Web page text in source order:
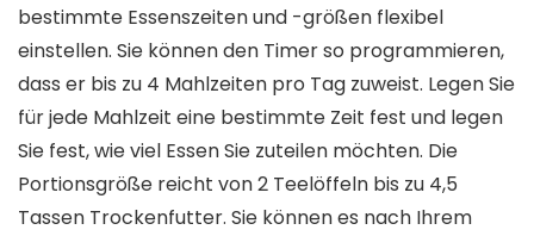
bestimmte Essenszeiten und -größen flexibel
einstellen. Sie können den Timer so programmieren,
dass er bis zu 4 Mahlzeiten pro Tag zuweist. Legen Sie
für jede Mahlzeit eine bestimmte Zeit fest und legen
Sie fest, wie viel Essen Sie zuteilen möchten. Die
Portionsgröße reicht von 2 Teelöffeln bis zu 4,5
Tassen Trockenfutter. Sie können es nach Ihrem